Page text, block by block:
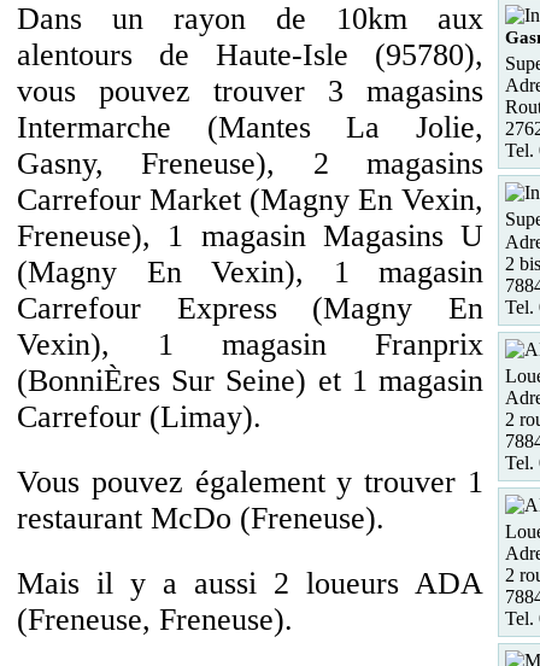
Dans un rayon de 10km aux
alentours de Haute-Isle (95780),
vous pouvez trouver 3 magasins
Intermarche (Mantes La Jolie,
Gasny, Freneuse), 2 magasins
Carrefour Market (Magny En Vexin,
Freneuse), 1 magasin Magasins U
(Magny En Vexin), 1 magasin
Carrefour Express (Magny En
Vexin), 1 magasin Franprix
(BonniÈres Sur Seine) et 1 magasin
Carrefour (Limay).
Vous pouvez également y trouver 1
restaurant McDo (Freneuse).
Mais il y a aussi 2 loueurs ADA
(Freneuse, Freneuse).
Tel.
2
Tel.
2
Tel.
2
Tel.